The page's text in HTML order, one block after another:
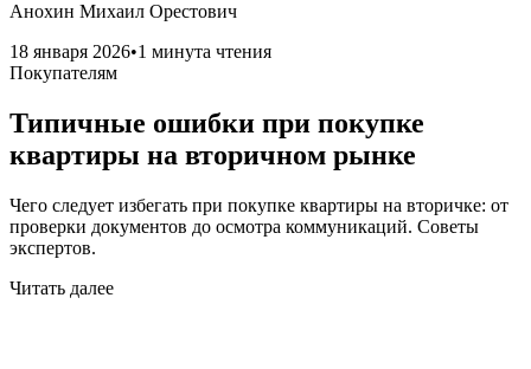
Анохин Михаил Орестович
18 января 2026•1 минута чтения
Покупателям
Типичные ошибки при покупке
квартиры на вторичном рынке
Чего следует избегать при покупке квартиры на вторичке: от
проверки документов до осмотра коммуникаций. Советы
экспертов.
Читать далее